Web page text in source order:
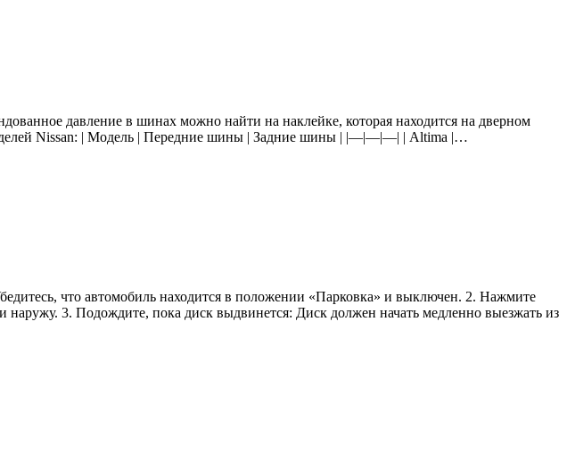
давление в шинах можно найти на наклейке, которая находится на дверном
Nissan: | Модель | Передние шины | Задние шины | |—|—|—| | Altima |…
что автомобиль находится в положении «Парковка» и выключен. 2. Нажмите
3. Подождите, пока диск выдвинется: Диск должен начать медленно выезжать из